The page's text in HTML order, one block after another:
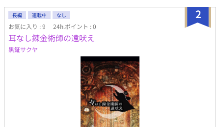
間から、楽しんで下さい♡）
2
長編 連載中 なし
お気に入り : 9 24h.ポイント : 0
耳なし錬金術師の遠吠え
黒鉦サクヤ